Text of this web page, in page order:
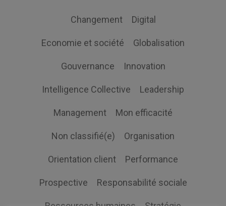
Changement Digital
Economie et société Globalisation
Gouvernance Innovation
Intelligence Collective Leadership
Management Mon efficacité
Non classifié(e) Organisation
Orientation client Performance
Prospective Responsabilité sociale